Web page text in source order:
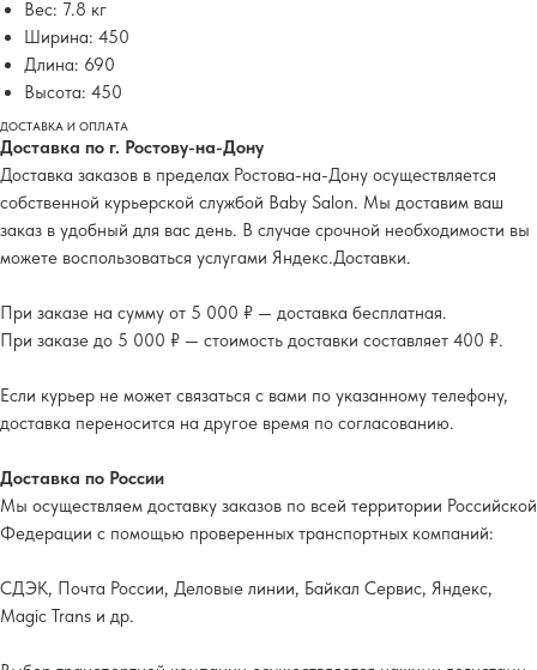
Вес: 7.8 кг
Ширина: 450
Длина: 690
Высота: 450
ДОСТАВКА И ОПЛАТА
Доставка по г. Ростову-на-Дону
Доставка заказов в пределах Ростова-на-Дону осуществляется
собственной курьерской службой Baby Salon. Мы доставим ваш
заказ в удобный для вас день. В случае срочной необходимости вы
можете воспользоваться услугами Яндекс.Доставки.
При заказе на сумму от 5 000 ₽ — доставка бесплатная.
При заказе до 5 000 ₽ — стоимость доставки составляет 400 ₽.
Если курьер не может связаться с вами по указанному телефону,
доставка переносится на другое время по согласованию.
Доставка по России
Мы осуществляем доставку заказов по всей территории Российской
Федерации с помощью проверенных транспортных компаний:
СДЭК, Почта России, Деловые линии, Байкал Сервис, Яндекс,
Magic Trans и др.